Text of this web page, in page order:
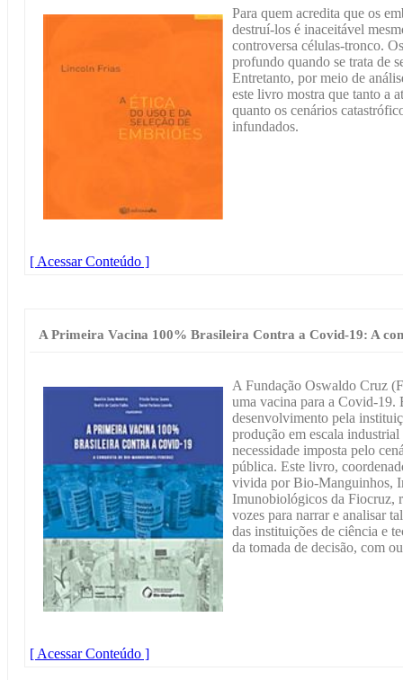
Para quem acredita que os
destruí-los é inaceitável
controversa células-tronco.
profundo quando se trata de
Entretanto, por meio de
este livro mostra que tanto a
quanto os cenários
infundados.
[ Acessar Conteúdo ]
A Primeira Vacina 100% Brasileira Contra a Covid-19: A
A Fundação Oswaldo Cruz
uma vacina para a Covid-19.
desenvolvimento pela
produção em escala
necessidade imposta pelo
pública. Este livro,
vivida por Bio-Manguinhos,
Imunobiológicos da Fiocruz,
vozes para narrar e analisar
das instituições de ciência e
da tomada de decisão, com
[ Acessar Conteúdo ]